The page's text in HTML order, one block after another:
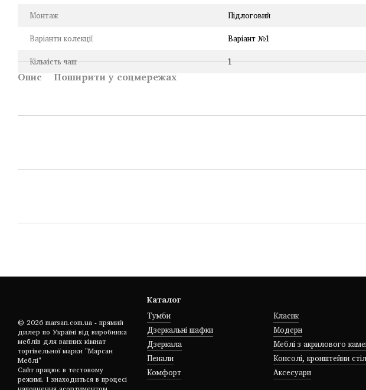
Монтаж
Підлоговий
Варіанти колекції
Варіант №1
Кількість чаш
1
Опис Поширити у соцмережах
© 2026 marsan.com.ua - прямий
дилер по Україні від виробника
меблів для ванних кімнат
торгівельної марки "Марсан
Меблі"
Сайт працює в тестовому
режимі. І знаходиться в процесі
Каталог
Тумби
Дзеркальні шафки
Дзеркала
Пенали
Комфорт
Класик
Модерн
Меблі з акрилового
Консолі, кронштейни
Аксесуари